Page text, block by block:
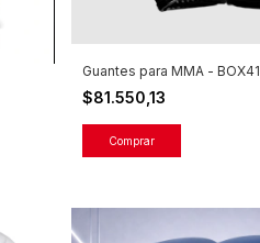
Guantes para MMA -
$81.550,13
Comprar